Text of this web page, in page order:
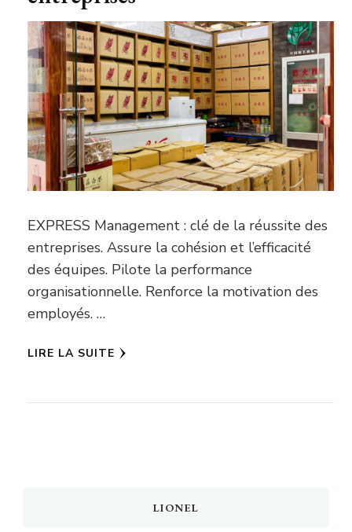
EXPRESS Management : clé de la réussite des
entreprises. Assure la cohésion et l’efficacité
des équipes. Pilote la performance
organisationnelle. Renforce la motivation des
employés. …
LIRE LA SUITE
LIONEL